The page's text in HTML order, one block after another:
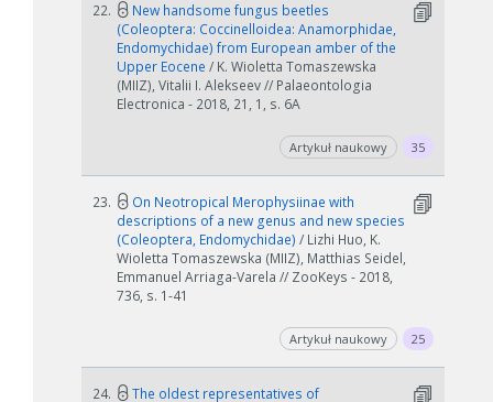
22.
New handsome fungus beetles
(Coleoptera: Coccinelloidea: Anamorphidae,
Endomychidae) from European amber of the
Upper Eocene / K. Wioletta Tomaszewska
(MIIZ), Vitalii I. Alekseev // Palaeontologia
Electronica - 2018, 21, 1, s. 6A
Artykuł naukowy 35
23.
On Neotropical Merophysiinae with
descriptions of a new genus and new species
(Coleoptera, Endomychidae) / Lizhi Huo, K.
Wioletta Tomaszewska (MIIZ), Matthias Seidel,
Emmanuel Arriaga-Varela // ZooKeys - 2018,
736, s. 1-41
Artykuł naukowy 25
24. The oldest representatives of